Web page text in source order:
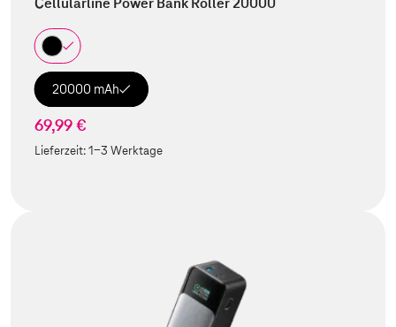
20000 mAh
69,99 €
Lieferzeit:1-3 Werktage